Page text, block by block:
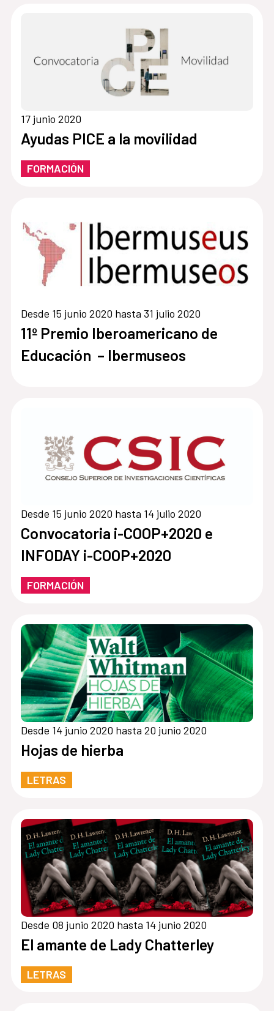
17 junio 2020
Ayudas PICE a la movilidad
FORMACIÓN
Desde 15 junio 2020 hasta 31 julio 2020
11º Premio Iberoamericano de
Educación – Ibermuseos
Desde 15 junio 2020 hasta 14 julio 2020
Convocatoria i-COOP+2020 e
INFODAY i-COOP+2020
FORMACIÓN
Desde 14 junio 2020 hasta 20 junio 2020
Hojas de hierba
LETRAS
Desde 08 junio 2020 hasta 14 junio 2020
El amante de Lady Chatterley
LETRAS